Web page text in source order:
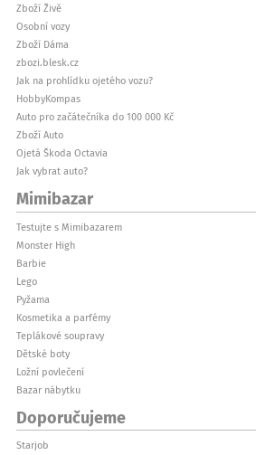
Zboží Živě
Osobní vozy
Zboží Dáma
zbozi.blesk.cz
Jak na prohlídku ojetého vozu?
HobbyKompas
Auto pro začátečníka do 100 000 Kč
Zboží Auto
Ojetá Škoda Octavia
Jak vybrat auto?
Mimibazar
Testujte s Mimibazarem
Monster High
Barbie
Lego
Pyžama
Kosmetika a parfémy
Teplákové soupravy
Dětské boty
Ložní povlečení
Bazar nábytku
Doporučujeme
Starjob